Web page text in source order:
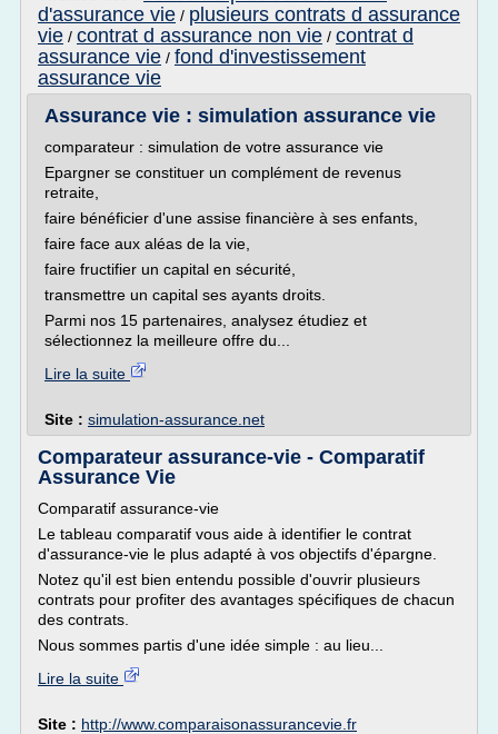
d'assurance vie / plusieurs contrats d assurance
vie / contrat d assurance non vie / contrat d
assurance vie / fond d'investissement
assurance vie
Assurance vie : simulation assurance vie
comparateur : simulation de votre assurance vie
Epargner se constituer un complément de revenus
retraite,
faire bénéficier d'une assise financière à ses enfants,
faire face aux aléas de la vie,
faire fructifier un capital en sécurité,
transmettre un capital ses ayants droits.
Parmi nos 15 partenaires, analysez étudiez et
sélectionnez la meilleure offre du...
Lire la suite
Site : simulation-assurance.net
Comparateur assurance-vie - Comparatif
Assurance Vie
Comparatif assurance-vie
Le tableau comparatif vous aide à identifier le contrat
d'assurance-vie le plus adapté à vos objectifs d'épargne.
Notez qu'il est bien entendu possible d'ouvrir plusieurs
contrats pour profiter des avantages spécifiques de chacun
des contrats.
Nous sommes partis d'une idée simple : au lieu...
Lire la suite
Site : http://www.comparaisonassurancevie.fr